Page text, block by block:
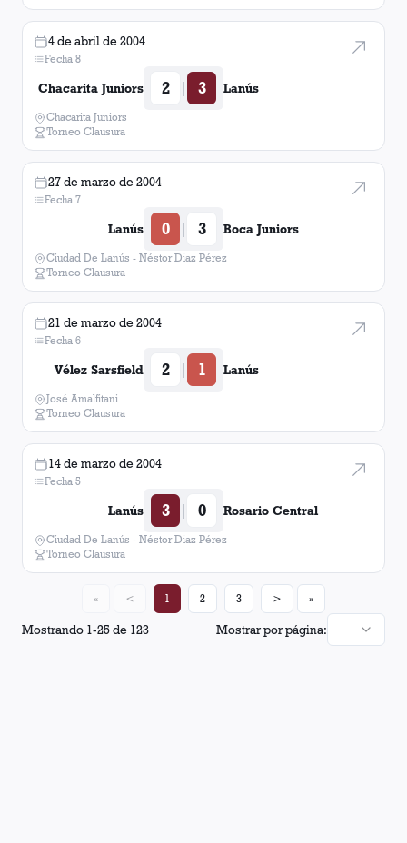
4 de abril de 2004
Fecha 8
Chacarita Juniors 2 | 3 Lanús
Chacarita Juniors
Torneo Clausura
27 de marzo de 2004
Fecha 7
Lanús 0 | 3 Boca Juniors
Ciudad De Lanús - Néstor Diaz Pérez
Torneo Clausura
21 de marzo de 2004
Fecha 6
Vélez Sarsfield 2 | 1 Lanús
José Amalfitani
Torneo Clausura
14 de marzo de 2004
Fecha 5
Lanús 3 | 0 Rosario Central
Ciudad De Lanús - Néstor Diaz Pérez
Torneo Clausura
Mostrando 1-25de 123 Mostrar por página:
« < 1 2 3 > »